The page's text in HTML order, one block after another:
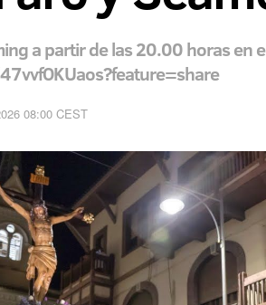
a partir de las 20.00 horas en
08:00 CEST